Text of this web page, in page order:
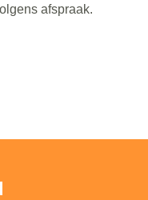
afspraak.